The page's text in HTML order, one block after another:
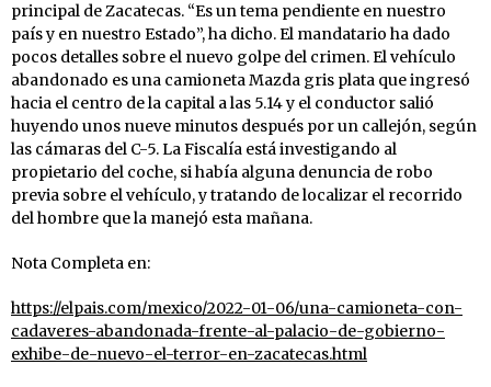
principal de Zacatecas. “Es un tema pendiente en nuestro
país y en nuestro Estado”, ha dicho. El mandatario ha dado
pocos detalles sobre el nuevo golpe del crimen. El vehículo
abandonado es una camioneta Mazda gris plata que ingresó
hacia el centro de la capital a las 5.14 y el conductor salió
huyendo unos nueve minutos después por un callejón, según
las cámaras del C-5. La Fiscalía está investigando al
propietario del coche, si había alguna denuncia de robo
previa sobre el vehículo, y tratando de localizar el recorrido
del hombre que la manejó esta mañana.
Nota Completa en:
https://elpais.com/mexico/2022-01-06/una-camioneta-con-
cadaveres-abandonada-frente-al-palacio-de-gobierno-
exhibe-de-nuevo-el-terror-en-zacatecas.html